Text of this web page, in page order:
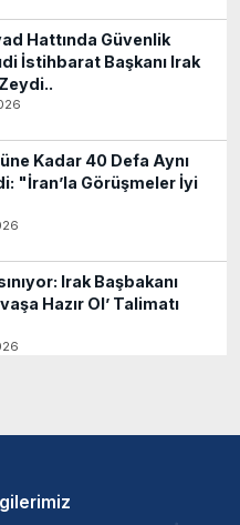
Hattında Güvenlik
İstihbarat Başkanı Irak
Kadar 40 Defa Aynı
"İran’la Görüşmeler İyi
Irak Başbakanı
Hazır Ol’ Talimatı